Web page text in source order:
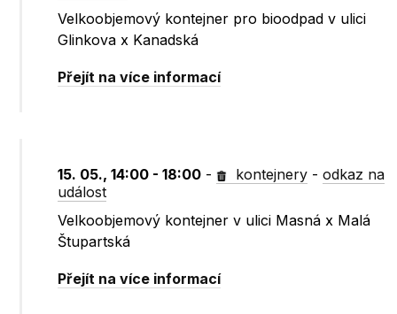
Velkoobjemový kontejner pro bioodpad v ulici
Glinkova x Kanadská
Přejít na více informací
15. 05., 14:00 - 18:00 - kontejnery -odkaz na
událost
Velkoobjemový kontejner v ulici Masná x Malá
Štupartská
Přejít na více informací